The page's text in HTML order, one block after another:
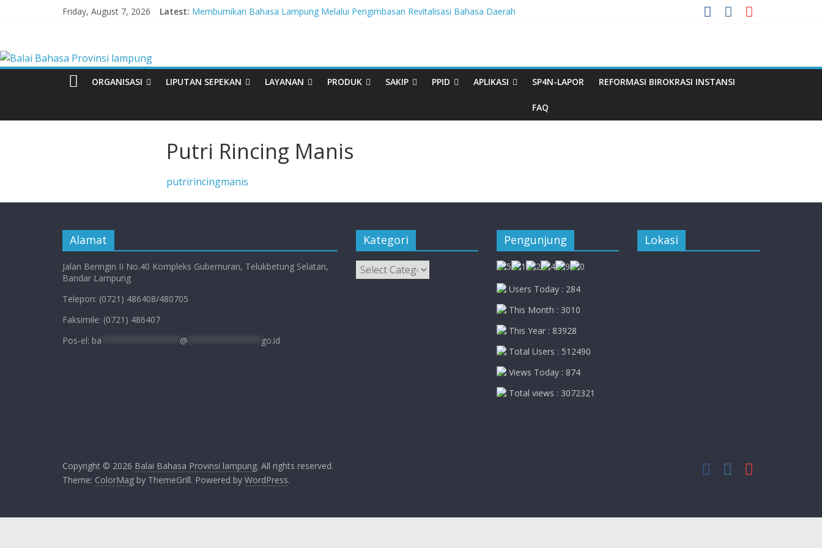
Friday, August 7, 2026 Latest: Membumikan Bahasa Lampung Melalui Pengimbasan Revitalisasi Bahasa Daerah
Babak Final Festival Musikalisasi Puisi Kembali Digelar
Balai
Bahasa
Provinsi
lampung
dan
Bahasa
ORGANISASI LIPUTAN SEPEKAN LAYANAN PRODUK SAKIP PPID APLIKASI SP4N-LAPOR REFORMASI BIROKRASI INSTANSI
FAQ
Putri Rincing Manis
putririncingmanis
Alamat
Jalan Beringin II No.40 Kompleks Gubernuran, Telukbetung Selatan,
Bandar Lampung
Telepon: (0721) 486408/480705
Faksimile: (0721) 486407
Pos-el: ba @ go.id
Kategori
Kategori
Pengunjung
Users Today : 284
This Month : 3010
This Year : 83928
Total Users : 512490
Views Today : 874
Total views : 3072321
Lokasi
Copyright © 2026 Balai Bahasa Provinsi lampung. All rights reserved.
Theme: ColorMag by ThemeGrill. Powered by WordPress.